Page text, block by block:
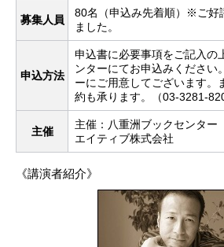
募集人員
80名（申込み先着順）※ご好
ました。
申込方法
申込書に必要事項をご記入の
ンターにてお申込みください
ーにご用意してございます。
約も承ります。（03-3281-
主催
主催：八重洲ブックセン
エイティブ株式会社
《講演者紹介》